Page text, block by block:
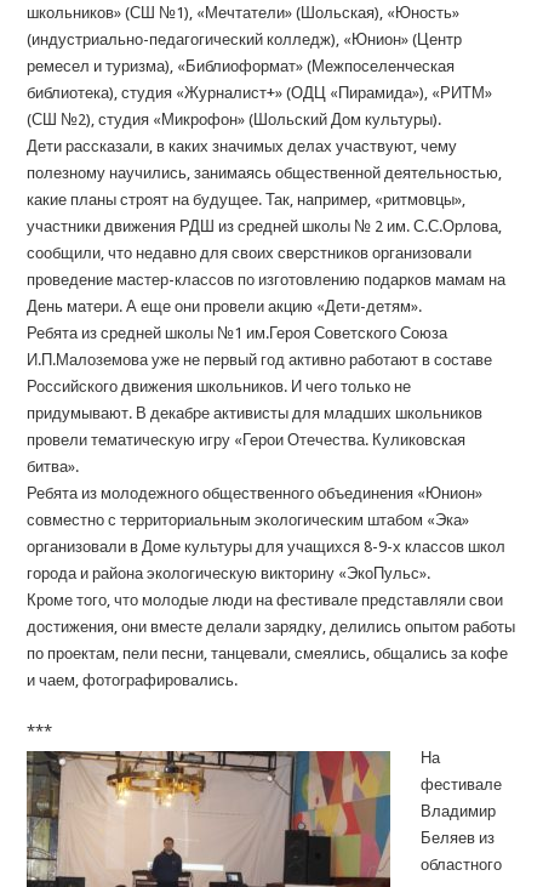
школьников» (СШ №1), «Мечтатели» (Шольская), «Юность»
(индустриально-педагогический колледж), «Юнион» (Центр
ремесел и туризма), «Библиоформат» (Межпоселенческая
библиотека), студия «Журналист+» (ОДЦ «Пирамида»), «РИТМ»
(СШ №2), студия «Микрофон» (Шольский Дом культуры).
Дети рассказали, в каких значимых делах участвуют, чему
полезному научились, занимаясь общественной деятельностью,
какие планы строят на будущее. Так, например, «ритмовцы»,
участники движения РДШ из средней школы № 2 им. С.С.Орлова,
сообщили, что недавно для своих сверстников организовали
проведение мастер-классов по изготовлению подарков мамам на
День матери. А еще они провели акцию «Дети-детям».
Ребята из средней школы №1 им.Героя Советского Союза
И.П.Малоземова уже не первый год активно работают в составе
Российского движения школьников. И чего только не
придумывают. В декабре активисты для младших школьников
провели тематическую игру «Герои Отечества. Куликовская
битва».
Ребята из молодежного общественного объединения «Юнион»
совместно с территориальным экологическим штабом «Эка»
организовали в Доме культуры для учащихся 8-9-х классов школ
города и района экологическую викторину «ЭкоПульс».
Кроме того, что молодые люди на фестивале представляли свои
достижения, они вместе делали зарядку, делились опытом работы
по проектам, пели песни, танцевали, смеялись, общались за кофе
и чаем, фотографировались.
***
На
фестивале
Владимир
Беляев из
областного